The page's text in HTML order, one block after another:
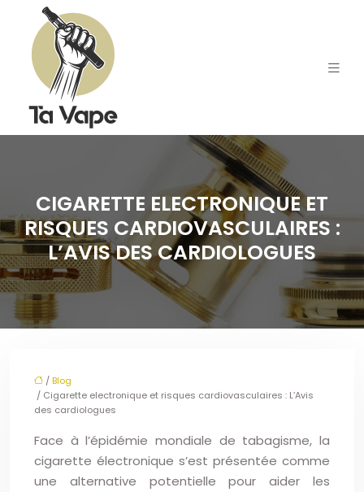
CIGARETTE ELECTRONIQUE ET
RISQUES CARDIOVASCULAIRES :
L’AVIS DES CARDIOLOGUES
/ Blog
/ Cigarette electronique et risques cardiovasculaires : L’Avis
des cardiologues
Face à l’épidémie mondiale de tabagisme, la
cigarette électronique s’est présentée comme
une alternative potentielle pour aider les